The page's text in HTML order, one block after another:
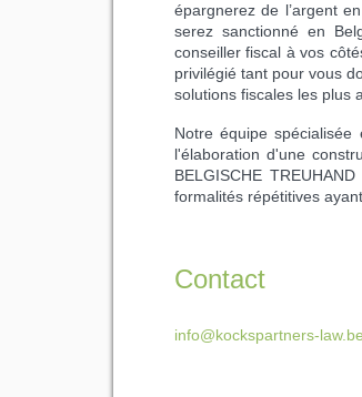
épargnerez de l’argent
serez sanctionné en
conseiller fiscal à vos
privilégié tant pour vous
solutions fiscales les plus
Notre équipe
l'élaboration d'une
BELGISCHE
formalités répétitives
Contact
info@kockspartners-law.be